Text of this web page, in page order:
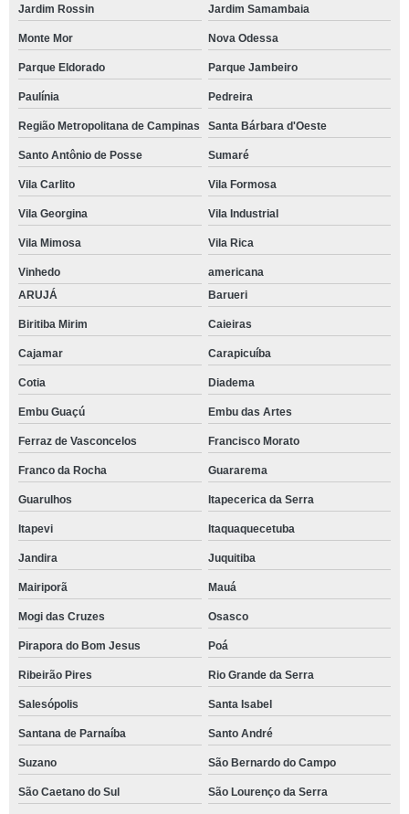
Jardim Rossin Jardim Samambaia
Monte Mor Nova Odessa
Parque Eldorado Parque Jambeiro
Paulínia Pedreira
Região Metropolitana de Campinas Santa Bárbara d'Oeste
Santo Antônio de Posse Sumaré
Vila Carlito Vila Formosa
Vila Georgina Vila Industrial
Vila Mimosa Vila Rica
Vinhedo
americana
ARUJÁ
Barueri
Biritiba Mirim Caieiras
Cajamar Carapicuíba
Cotia Diadema
Embu Guaçú Embu das Artes
Ferraz de Vasconcelos Francisco Morato
Franco da Rocha Guararema
Guarulhos Itapecerica da Serra
Itapevi Itaquaquecetuba
Jandira Juquitiba
Mairiporã Mauá
Mogi das Cruzes Osasco
Pirapora do Bom Jesus Poá
Ribeirão Pires Rio Grande da Serra
Salesópolis Santa Isabel
Santana de Parnaíba Santo André
Suzano São Bernardo do Campo
São Caetano do Sul São Lourenço da Serra